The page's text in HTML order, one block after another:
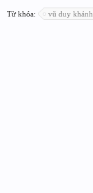
Từ khóa: vũ duy khánh